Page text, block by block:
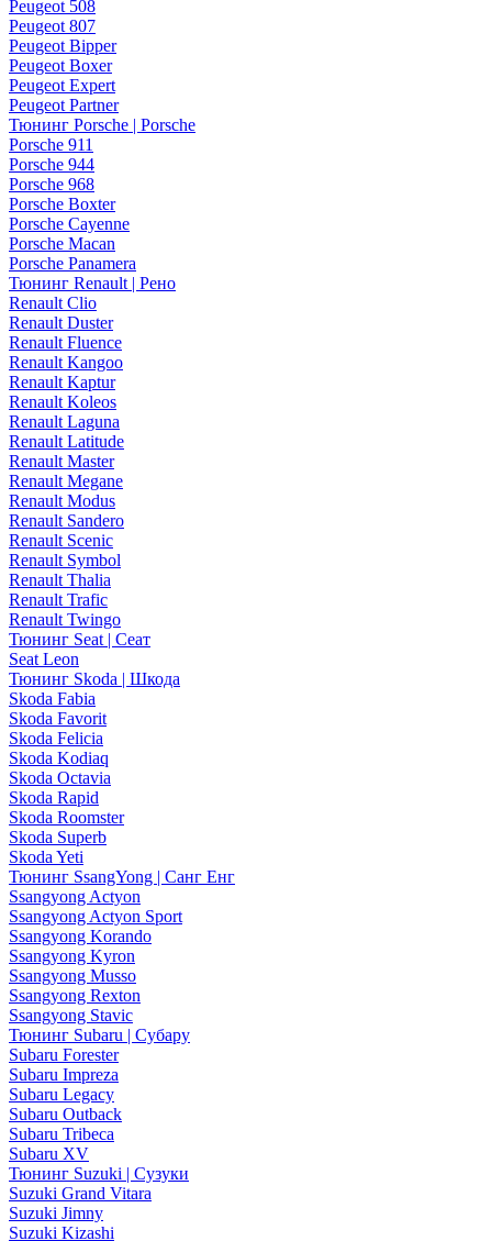
Peugeot 508
Peugeot 807
Peugeot Bipper
Peugeot Boxer
Peugeot Expert
Peugeot Partner
Тюнинг Porsche | Porsche
Porsche 911
Porsche 944
Porsche 968
Porsche Boxter
Porsche Cayenne
Porsche Macan
Porsche Panamera
Тюнинг Renault | Рено
Renault Clio
Renault Duster
Renault Fluence
Renault Kangoo
Renault Kaptur
Renault Koleos
Renault Laguna
Renault Latitude
Renault Master
Renault Megane
Renault Modus
Renault Sandero
Renault Scenic
Renault Symbol
Renault Thalia
Renault Trafic
Renault Twingo
Тюнинг Seat | Сеат
Seat Leon
Тюнинг Skoda | Шкода
Skoda Fabia
Skoda Favorit
Skoda Felicia
Skoda Kodiaq
Skoda Octavia
Skoda Rapid
Skoda Roomster
Skoda Superb
Skoda Yeti
Тюнинг SsangYong | Санг Енг
Ssangyong Actyon
Ssangyong Actyon Sport
Ssangyong Korando
Ssangyong Kyron
Ssangyong Musso
Ssangyong Rexton
Ssangyong Stavic
Тюнинг Subaru | Субару
Subaru Forester
Subaru Impreza
Subaru Legacy
Subaru Outback
Subaru Tribeca
Subaru XV
Тюнинг Suzuki | Сузуки
Suzuki Grand Vitara
Suzuki Jimny
Suzuki Kizashi